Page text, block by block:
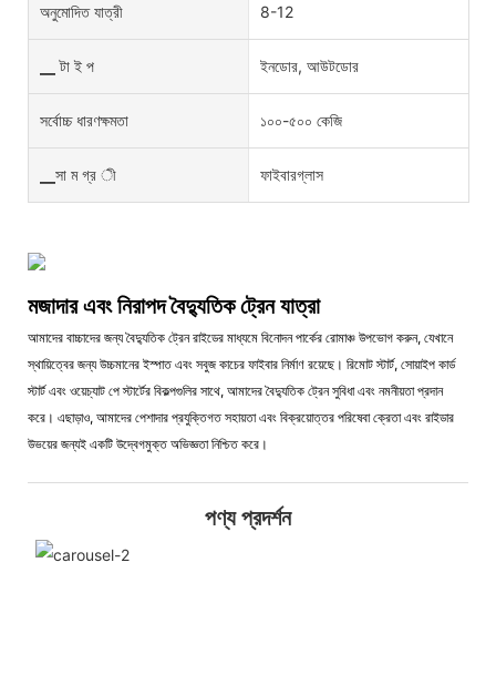
অনুমোদিত যাত্রী 8-12
▁ টা ই প ইনডোর, আউটডোর
সর্বোচ্চ ধারণক্ষমতা ১০০-৫০০ কেজি
▁সা ম গ্র ী ফাইবারগ্লাস
মজাদার এবং নিরাপদ বৈদ্যুতিক ট্রেন যাত্রা
আমাদের বাচ্চাদের জন্য বৈদ্যুতিক ট্রেন রাইডের মাধ্যমে বিনোদন পার্কের রোমাঞ্চ উপভোগ করুন, যেখানে
স্থায়িত্বের জন্য উচ্চমানের ইস্পাত এবং সবুজ কাচের ফাইবার নির্মাণ রয়েছে। রিমোট স্টার্ট, সোয়াইপ কার্ড
স্টার্ট এবং ওয়েচ্যাট পে স্টার্টের বিকল্পগুলির সাথে, আমাদের বৈদ্যুতিক ট্রেন সুবিধা এবং নমনীয়তা প্রদান
করে। এছাড়াও, আমাদের পেশাদার প্রযুক্তিগত সহায়তা এবং বিক্রয়োত্তর পরিষেবা ক্রেতা এবং রাইডার
উভয়ের জন্যই একটি উদ্বেগমুক্ত অভিজ্ঞতা নিশ্চিত করে।
পণ্য প্রদর্শন